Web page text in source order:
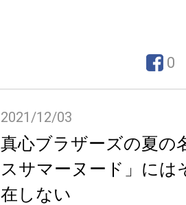
0
2021/12/03
真心ブラザーズの夏の
スサマーヌード」には
在しない